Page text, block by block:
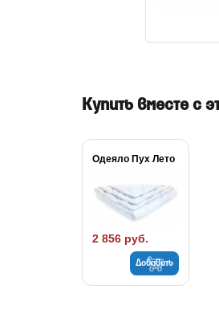
Купить вместе с
Одеяло Пух Лето
2 856 руб.
Добавить